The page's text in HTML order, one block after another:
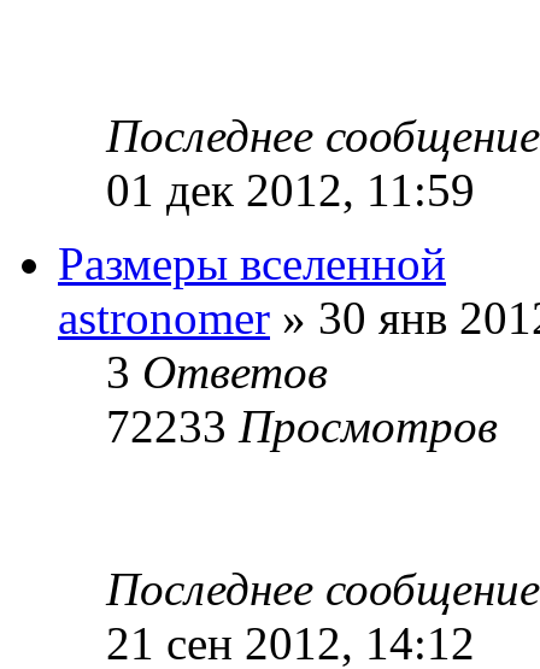
Последнее
01 дек 2012, 11:59
Размеры вселенной
astronomer » 30 янв
3 Ответов
72233 Просмотров
Последнее
21 сен 2012, 14:12